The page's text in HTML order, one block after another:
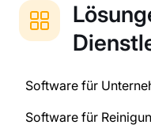
Software für
Software für